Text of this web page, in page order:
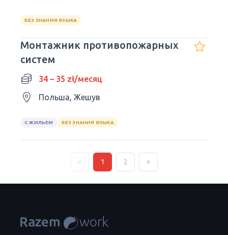
БЕЗ ЗНАНИЯ ЯЗЫКА
Монтажник противопожарных
систем
34 – 35 zł/месяц
Польша, Жешув
С ЖИЛЬЕМ БЕЗ ЗНАНИЯ ЯЗЫКА
« 1 2 »